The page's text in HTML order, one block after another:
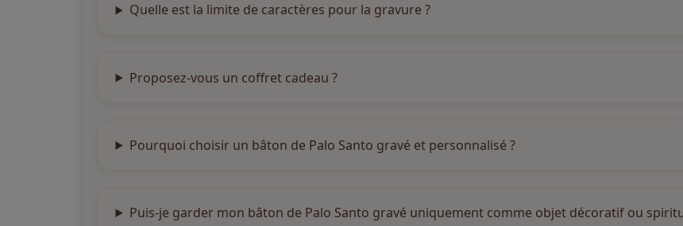
Quelle est la limite de caractères pour la gravure ?
Proposez-vous un coffret cadeau ?
Pourquoi choisir un bâton de Palo Santo gravé et personnalisé ?
Puis-je garder mon bâton de Palo Santo gravé uniquement comme objet décoratif ou